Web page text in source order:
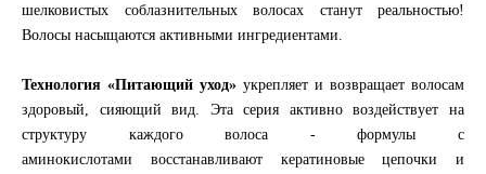
шелковистых соблазнительных волосах станут реальностью!
Волосы насыщаются активными ингредиентами.
Технология «Питающий уход» укрепляет и возвращает волосам
здоровый, сияющий вид. Эта серия активно воздействует на
структуру каждого волоса - формулы с
аминокислотами восстанавливают кератиновые цепочки и